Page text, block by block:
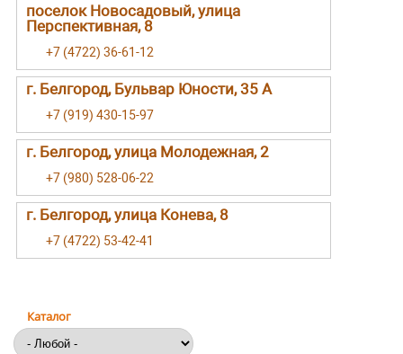
поселок Новосадовый, улица
Перспективная, 8
+7 (4722) 36-61-12
г. Белгород, Бульвар Юности, 35 А
+7 (919) 430-15-97
г. Белгород, улица Молодежная, 2
+7 (980) 528-06-22
г. Белгород, улица Конева, 8
+7 (4722) 53-42-41
Каталог